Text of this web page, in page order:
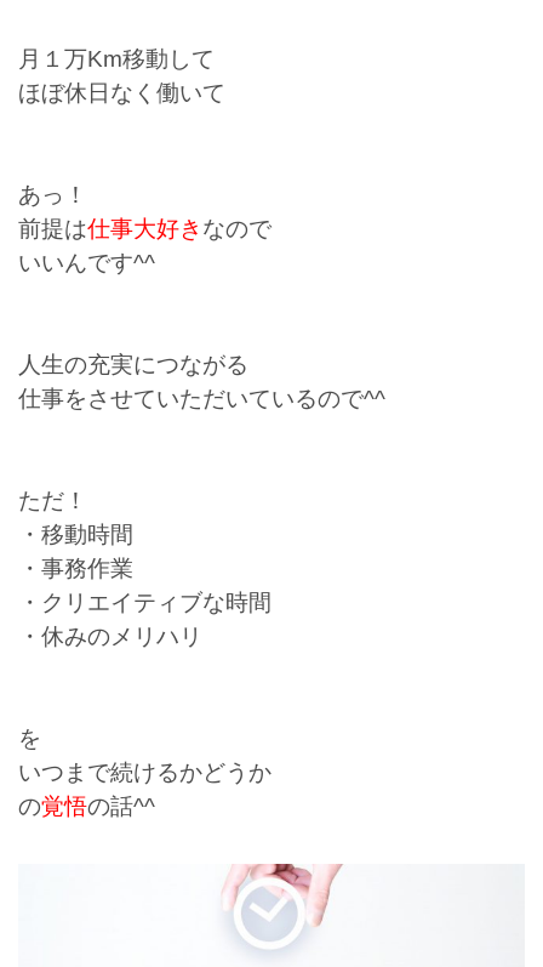
月１万Km移動して
ほぼ休日なく働いて
あっ！
前提は仕事大好き なので
いいんです^^
人生の充実につながる
仕事をさせていただいているので^^
ただ！
・移動時間
・事務作業
・クリエイティブな時間
・休みのメリハリ
を
いつまで続けるかどうか
の覚悟の話^^